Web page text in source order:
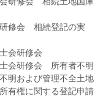
修会 相続登記の実
会研修会
会研修会 所有者不明
明および管理不全土地
有権に関する登記申請